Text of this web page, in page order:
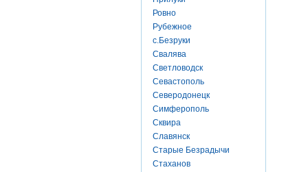
Ровно
Рубежное
с.Безруки
Свалява
Светловодск
Севастополь
Северодонецк
Симферополь
Сквира
Славянск
Старые Безрадычи
Стаханов